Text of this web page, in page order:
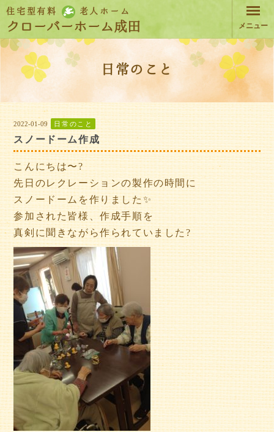
クローバーホーム成田
住宅型有料
老人ホーム
メニュー
日常のこと
2022-01-09 日常のこと
スノードーム作成
こんにちは〜?
先日のレクレーションの製作の時間に
スノードームを作りました✨
参加された皆様、作成手順を
真剣に聞きながら作られていました?